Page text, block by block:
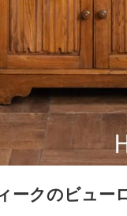
ークのビュー